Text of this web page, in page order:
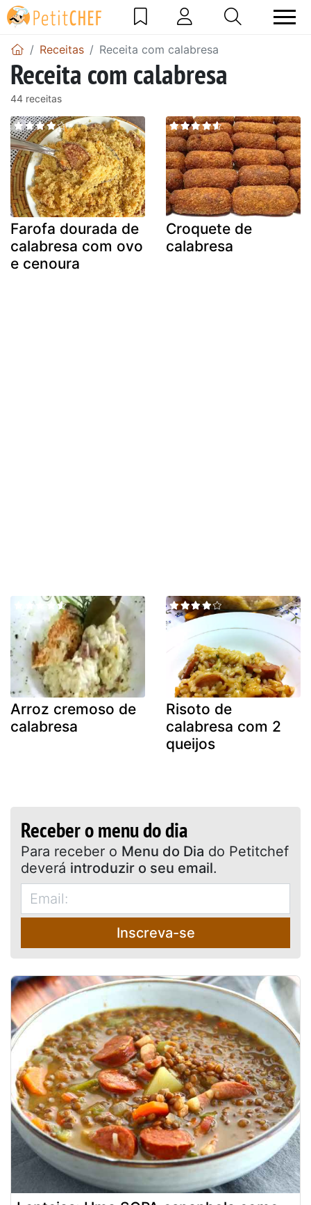
Receitas Receita com calabresa
Receita com calabresa
44 receitas
Farofa dourada de
calabresa com ovo
e cenoura
Croquete de
calabresa
Arroz cremoso de
calabresa
Risoto de
calabresa com 2
queijos
Receber o menu do dia
Para receber o Menu do Dia do Petitchef
deverá introduzir o seu email.
Inscreva-se